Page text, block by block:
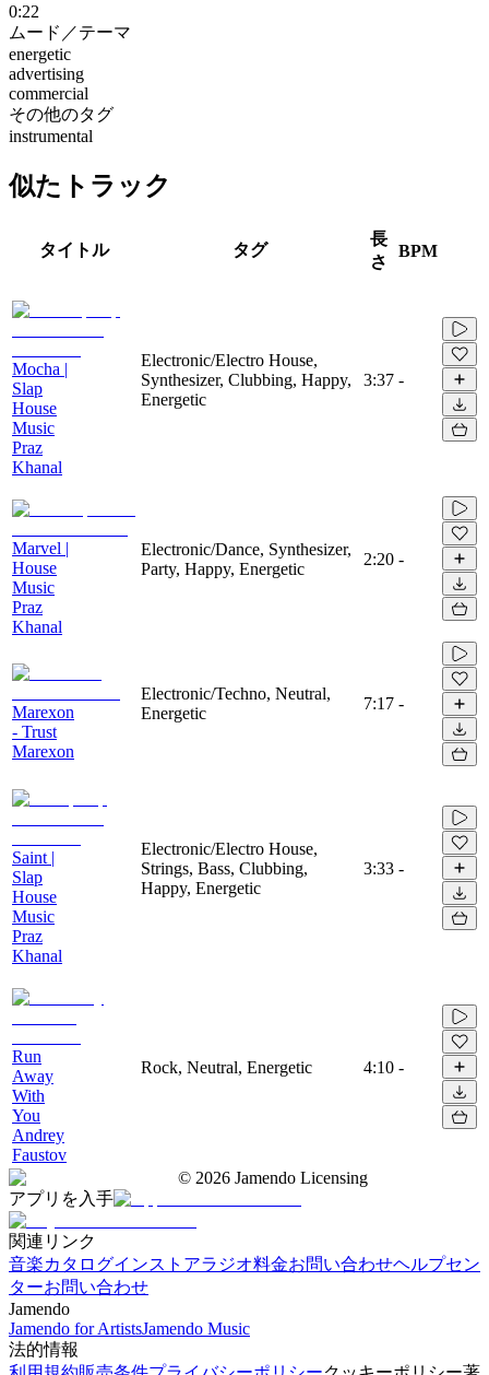
0:22
ムード／テーマ
energetic
advertising
commercial
その他のタグ
instrumental
似たトラック
タイトル タグ
長
さ
BPM
Mocha |
Slap
House
Music
Praz
Khanal
Electronic/Electro House,
Synthesizer, Clubbing, Happy,
Energetic
3:37 -
Marvel |
House
Music
Praz
Khanal
Electronic/Dance, Synthesizer,
Party, Happy, Energetic
2:20 -
Marexon
- Trust
Marexon
Electronic/Techno, Neutral,
Energetic
7:17 -
Saint |
Slap
House
Music
Praz
Khanal
Electronic/Electro House,
Strings, Bass, Clubbing,
Happy, Energetic
3:33 -
Run
Away
With
You
Andrey
Faustov
Rock, Neutral, Energetic 4:10 -
© 2026 Jamendo Licensing
アプリを入手
関連リンク
音楽カタログインストアラジオ料金お問い合わせヘルプセン
ターお問い合わせ
Jamendo
Jamendo for ArtistsJamendo Music
法的情報